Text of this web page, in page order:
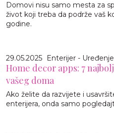
Domovi nisu samo mesta za
život koji treba da podrže vaš
godine.
29.05.2025 Enterijer -
Home decor apps: 7
vašeg doma
Ako želite da razvijete i
enterijera, onda samo